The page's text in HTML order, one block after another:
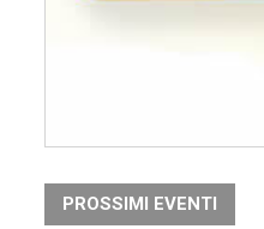
PROSSIMI EVENTI